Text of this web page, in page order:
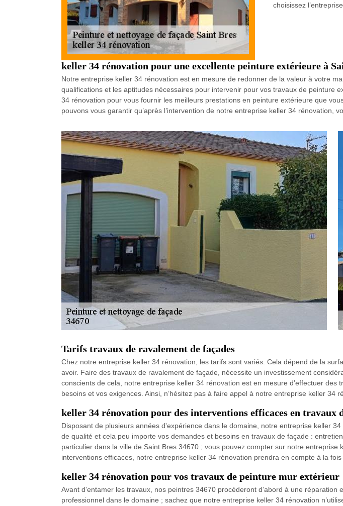
choisissez
keller 34 rénovation pour une excellente peinture extérieure à
Notre entreprise keller 34 rénovation est en mesure de redonner de la valeur à votre
qualifications et les aptitudes nécessaires pour intervenir pour vos travaux de peinture
34 rénovation pour vous fournir les meilleurs prestations en peinture extérieure que
pouvons vous garantir qu’après l’intervention de notre entreprise keller 34 rénovation,
Tarifs travaux de ravalement de façades
Chez notre entreprise keller 34 rénovation, les tarifs sont variés. Cela dépend de la
avoir. Faire des travaux de ravalement de façade, nécessite un investissement
conscients de cela, notre entreprise keller 34 rénovation est en mesure d’effectuer
besoins et vos exigences. Ainsi, n’hésitez pas à faire appel à notre entreprise keller
keller 34 rénovation pour des interventions efficaces en travaux
Disposant de plusieurs années d'expérience dans le domaine, notre entreprise keller
de qualité et cela peu importe vos demandes et besoins en travaux de façade :
particulier dans la ville de Saint Bres 34670 ; vous pouvez compter sur notre
interventions efficaces, notre entreprise keller 34 rénovation prendra en compte à la
keller 34 rénovation pour vos travaux de peinture mur extérieur
Avant d’entamer les travaux, nos peintres 34670 procèderont d’abord à une
professionnel dans le domaine ; sachez que notre entreprise keller 34 rénovation